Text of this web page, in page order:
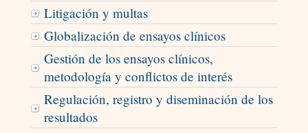
Litigación y multas
Globalización de ensayos clínicos
Gestión de los ensayos clínicos,
metodología y conflictos de interés
Regulación, registro y diseminación de los
resultados